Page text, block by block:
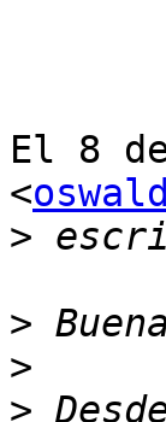
El 8
<
>
>
>
>